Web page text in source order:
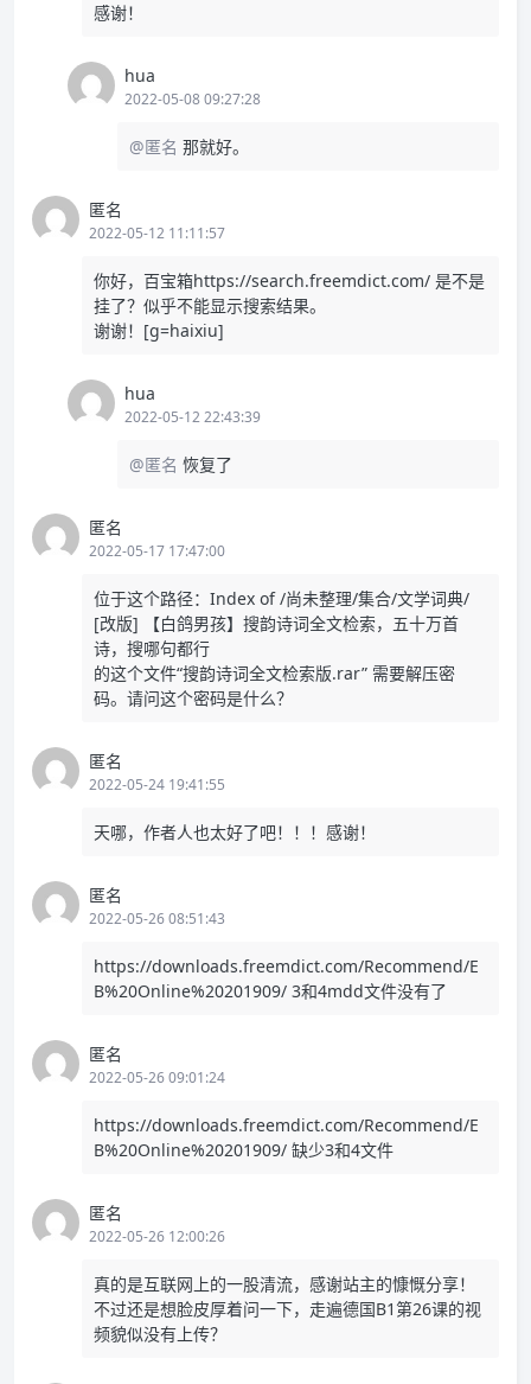
感谢！
hua
2022-05-08 09:27:28
@匿名 那就好。
匿名
2022-05-12 11:11:57
你好，百宝箱https://search.freemdict.com/ 是不是
挂了？似乎不能显示搜索结果。
谢谢！[g=haixiu]
hua
2022-05-12 22:43:39
@匿名 恢复了
匿名
2022-05-17 17:47:00
位于这个路径：Index of /尚未整理/集合/文学词典/
[改版] 【白鸽男孩】搜韵诗词全文检索，五十万首
诗，搜哪句都行
的这个文件“搜韵诗词全文检索版.rar” 需要解压密
码。请问这个密码是什么？
匿名
2022-05-24 19:41:55
天哪，作者人也太好了吧！！！感谢！
匿名
2022-05-26 08:51:43
https://downloads.freemdict.com/Recommend/E
B%20Online%20201909/ 3和4mdd文件没有了
匿名
2022-05-26 09:01:24
https://downloads.freemdict.com/Recommend/E
B%20Online%20201909/ 缺少3和4文件
匿名
2022-05-26 12:00:26
真的是互联网上的一股清流，感谢站主的慷慨分享！
不过还是想脸皮厚着问一下，走遍德国B1第26课的视
频貌似没有上传？